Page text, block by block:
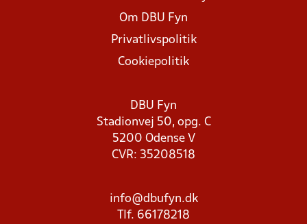
Om DBU Fyn
Privatlivspolitik
Cookiepolitik
DBU Fyn
Stadionvej 50, opg. C
5200 Odense V
CVR: 35208518
info@dbufyn.dk
Tlf. 66178218